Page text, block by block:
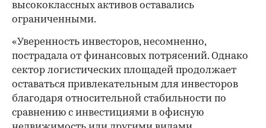
высококлассных активов оставались
ограниченными.
«Уверенность инвесторов, несомненно,
пострадала от финансовых потрясений. Однако
сектор логистических площадей продолжает
оставаться привлекательным для инвесторов
благодаря относительной стабильности по
сравнению с инвестициями в офисную